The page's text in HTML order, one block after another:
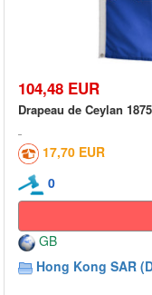
104,48 EUR
Drapeau de Ceylan
17,70 EUR
0
GB
Hong Kong SAR